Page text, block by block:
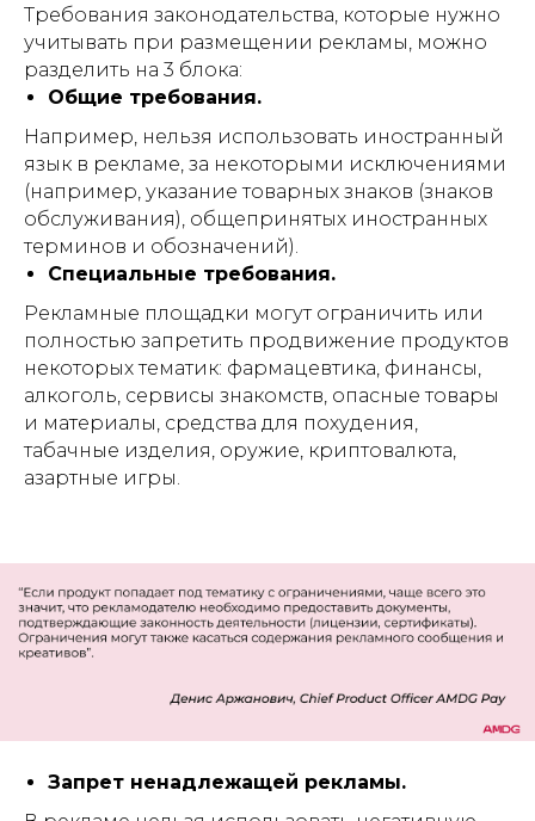
Требования законодательства, которые нужно
учитывать при размещении рекламы, можно
разделить на 3 блока:
Общие требования.
Например, нельзя использовать иностранный
язык в рекламе, за некоторыми исключениями
(например, указание товарных знаков (знаков
обслуживания), общепринятых иностранных
терминов и обозначений).
Специальные требования.
Рекламные площадки могут ограничить или
полностью запретить продвижение продуктов
некоторых тематик: фармацевтика, финансы,
алкоголь, сервисы знакомств, опасные товары
и материалы, средства для похудения,
табачные изделия, оружие, криптовалюта,
азартные игры.
Запрет ненадлежащей рекламы.